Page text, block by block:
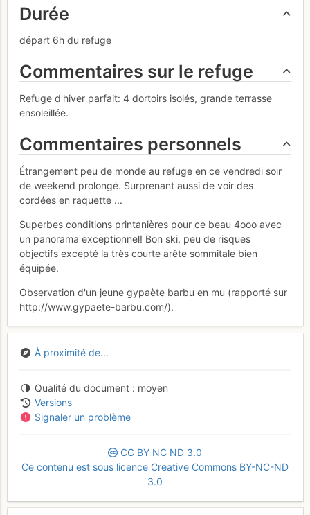
Durée
départ 6h du refuge
Commentaires sur le refuge
Refuge d'hiver parfait: 4 dortoirs isolés, grande terrasse
ensoleillée.
Commentaires personnels
Étrangement peu de monde au refuge en ce vendredi soir
de weekend prolongé. Surprenant aussi de voir des
cordées en raquette ...
Superbes conditions printanières pour ce beau 4ooo avec
un panorama exceptionnel! Bon ski, peu de risques
objectifs excepté la très courte arête sommitale bien
équipée.
Observation d'un jeune gypaète barbu en mu (rapporté sur
http://www.gypaete-barbu.com/).
À proximité de...
Qualité du document
moyen
Versions
Signaler un problème
CC BY NC ND 3.0
Ce contenu est sous licence Creative Commons BY-NC-ND
3.0